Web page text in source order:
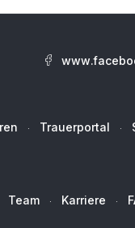
Trauerportal
Team Karriere